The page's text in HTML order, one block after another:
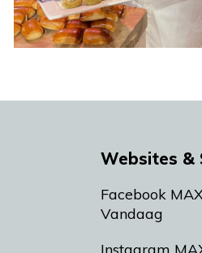
Websites &
Facebook
Vandaag